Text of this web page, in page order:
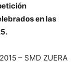
en las
– SMD ZUERA